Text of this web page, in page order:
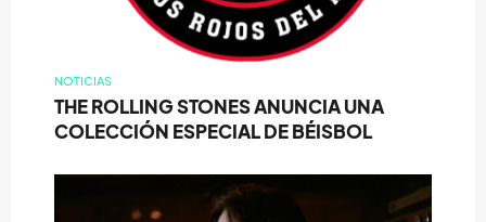
NOTICIAS
THE ROLLING STONES ANUNCIA UNA
COLECCIÓN ESPECIAL DE BÉISBOL